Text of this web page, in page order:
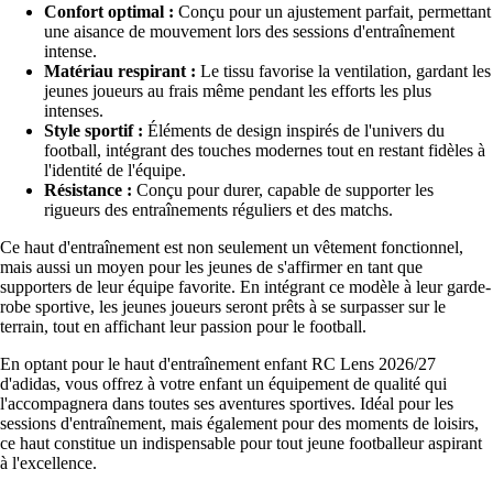
Confort optimal : Conçu pour un ajustement parfait, permettant
une aisance de mouvement lors des sessions d'entraînement
intense.
Matériau respirant : Le tissu favorise la ventilation, gardant les
jeunes joueurs au frais même pendant les efforts les plus
intenses.
Style sportif : Éléments de design inspirés de l'univers du
football, intégrant des touches modernes tout en restant fidèles à
l'identité de l'équipe.
Résistance : Conçu pour durer, capable de supporter les
rigueurs des entraînements réguliers et des matchs.
Ce haut d'entraînement est non seulement un vêtement fonctionnel,
mais aussi un moyen pour les jeunes de s'affirmer en tant que
supporters de leur équipe favorite. En intégrant ce modèle à leur garde-
robe sportive, les jeunes joueurs seront prêts à se surpasser sur le
terrain, tout en affichant leur passion pour le football.
En optant pour le haut d'entraînement enfant RC Lens 2026/27
d'adidas, vous offrez à votre enfant un équipement de qualité qui
l'accompagnera dans toutes ses aventures sportives. Idéal pour les
sessions d'entraînement, mais également pour des moments de loisirs,
ce haut constitue un indispensable pour tout jeune footballeur aspirant
à l'excellence.